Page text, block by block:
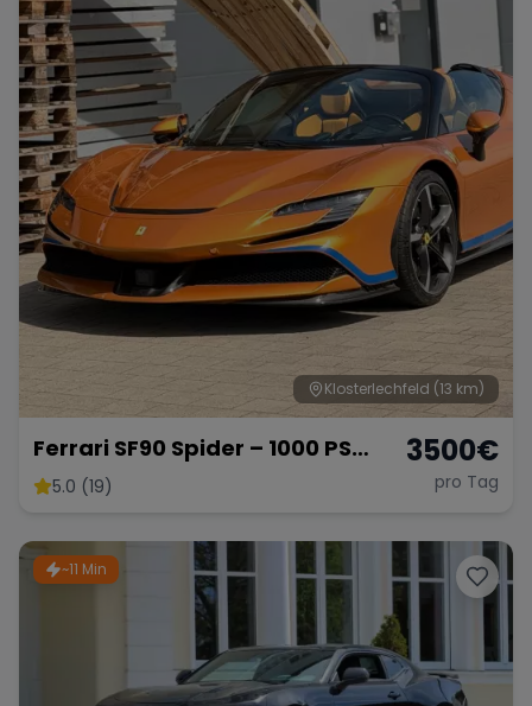
Klosterlechfeld (13 km)
Ferrari SF90 Spider – 1000 PS
Supersportwagen
5.0 (19)
3500€
pro Tag
~11 Min